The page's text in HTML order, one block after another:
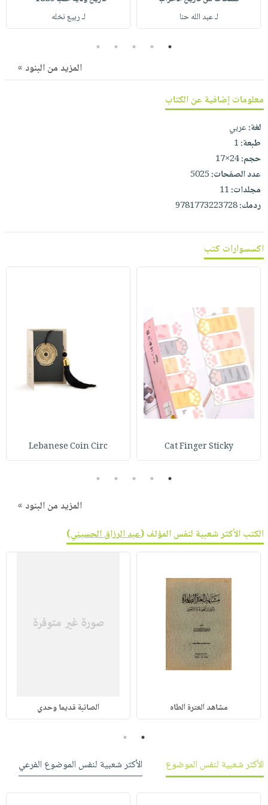
صابون
أطفال
فيديوهات
أسئلة
خدمات
نيل
وفرات
انشر
كتابك
تواصل
معنا
الإصدارات
لـ عبد الله حنا
لـ ربيع نخله
1
2
3
4
5
المزيد من البنود »
معلومات إضافية عن الكتاب
لغة:عربي
طبعة:1
حجم:24×17
عدد الصفحات:5025
مجلدات:11
ردمك:9781773223728
اكسسوارات كتب
Cat Finger Sticky
Lebanese Coin Circ
1
2
3
4
5
المزيد من البنود »
الكتب الأكثر شعبية لنفس المؤلف (عبد الرزاق الحسيني)
مشاهد العترة الطاه الصائبة قديما وحدي
1
2
الأكثر شعبية لنفس الموضوع
الأكثر شعبية لنفس الموضوع الفرعي